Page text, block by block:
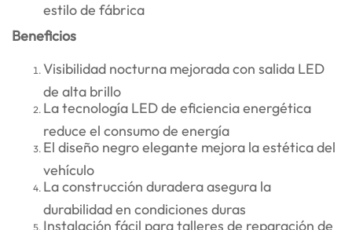
estilo de fábrica
Beneficios
Visibilidad nocturna mejorada con salida LED
de alta brillo
La tecnología LED de eficiencia energética
reduce el consumo de energía
El diseño negro elegante mejora la estética del
vehículo
La construcción duradera asegura la
durabilidad en condiciones duras
Instalación fácil para talleres de reparación de